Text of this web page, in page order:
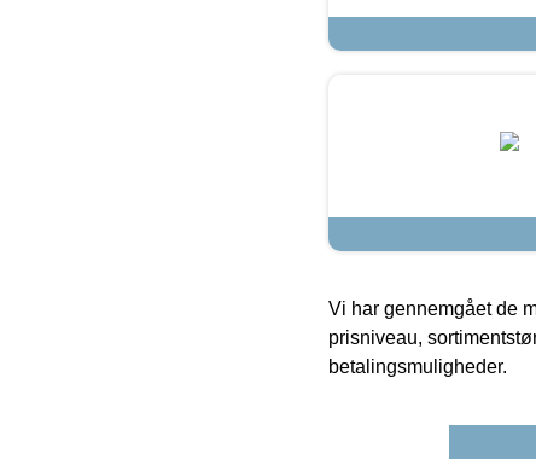
Vi har gennemgået de
prisniveau,
betalingsmuligheder.